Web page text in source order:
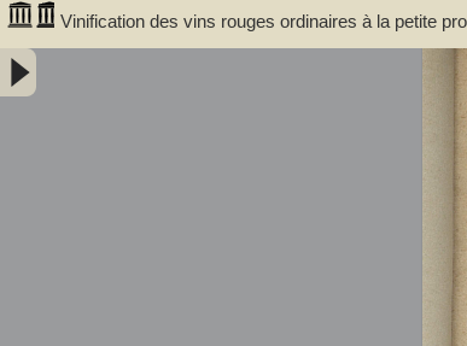
Vinification des vins rouges ordinaires à la petite
communale de Portet (Haute-Garonne) / par A.